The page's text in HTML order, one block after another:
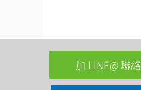
加 LINE@ 聯絡